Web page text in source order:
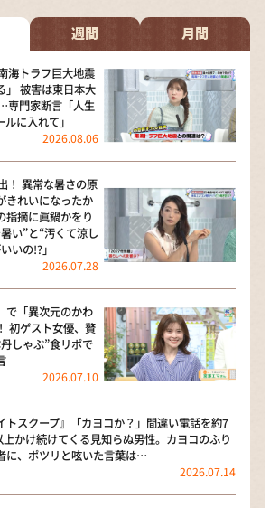
週間 月間
海トラフ巨大地震
」 被害は東日本大
専門家断言「人生
に入れて」
2026.08.06
！ 異常な暑さの原
きれいになったか
指摘に眞鍋かをり
暑い”と“汚くて涼し
いの!?」
2026.07.28
で「異次元のかわ
初ゲスト女優、贅
しゃぶ”食リポで
2026.07.10
トスクープ』「カヨコか？」間違い電話を約7
かけ続けてくる見知らぬ男性。カヨコのふり
に、ポツリと呟いた言葉は…
2026.07.14